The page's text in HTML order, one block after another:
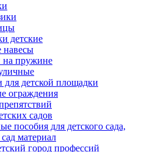
детские
навесы
на пружине
для детской площадки
ограждения
садов
пособия для детского сада,
материал
город профессий